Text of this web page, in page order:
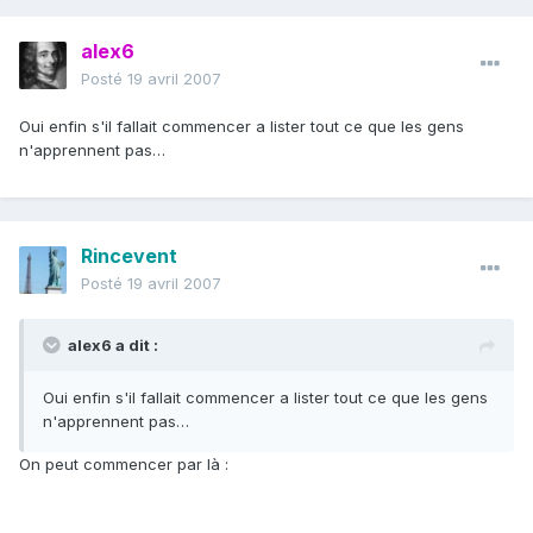
alex6
Posté 19 avril 2007
Oui enfin s'il fallait commencer a lister tout ce que les gens
n'apprennent pas…
Rincevent
Posté 19 avril 2007
alex6 a dit :
Oui enfin s'il fallait commencer a lister tout ce que les gens
n'apprennent pas…
On peut commencer par là :